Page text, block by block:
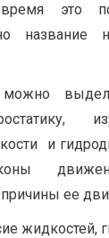
это
название
и
ее
жидкостей,